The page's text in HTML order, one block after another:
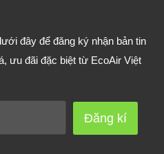
đây để đăng ký nhận bản tin
ưu đãi đặc biệt từ EcoAir Việt
Đăng kí